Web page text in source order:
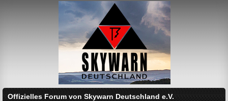
Offizielles Forum von Skywarn Deutschland e.V.